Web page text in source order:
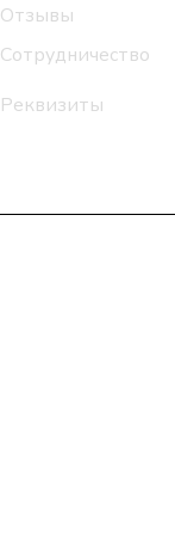
Отзывы
Сотрудничество
Реквизиты